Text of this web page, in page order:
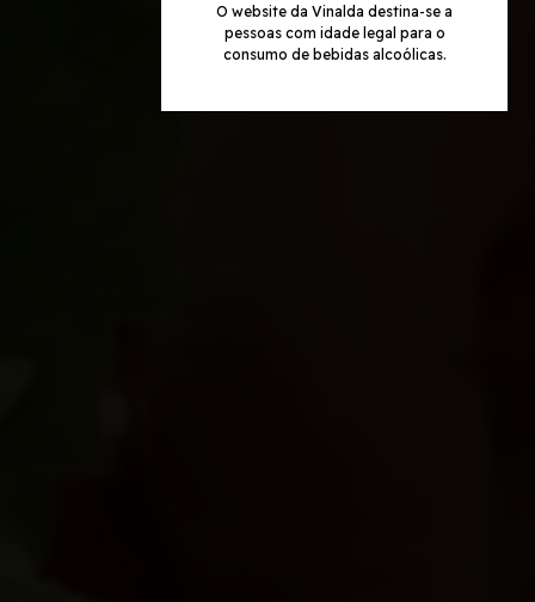
O website da Vinalda destina-se a
pessoas com idade legal para o
consumo de bebidas alcoólicas.